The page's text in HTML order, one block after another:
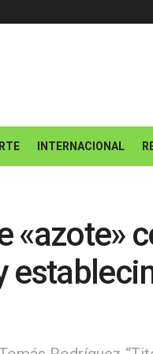
INTERNACIONAL
«azote»